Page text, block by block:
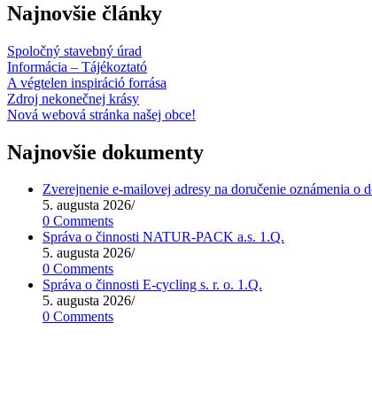
Najnovšie články
Spoločný stavebný úrad
Informácia – Tájékoztató
A végtelen inspiráció forrása
Zdroj nekonečnej krásy
Nová webová stránka našej obce!
Najnovšie dokumenty
Zverejnenie e-mailovej adresy na doručenie oznámenia o
5. augusta 2026/
0 Comments
Správa o činnosti NATUR-PACK a.s. 1.Q.
5. augusta 2026/
0 Comments
Správa o činnosti E-cycling s. r. o. 1.Q.
5. augusta 2026/
0 Comments